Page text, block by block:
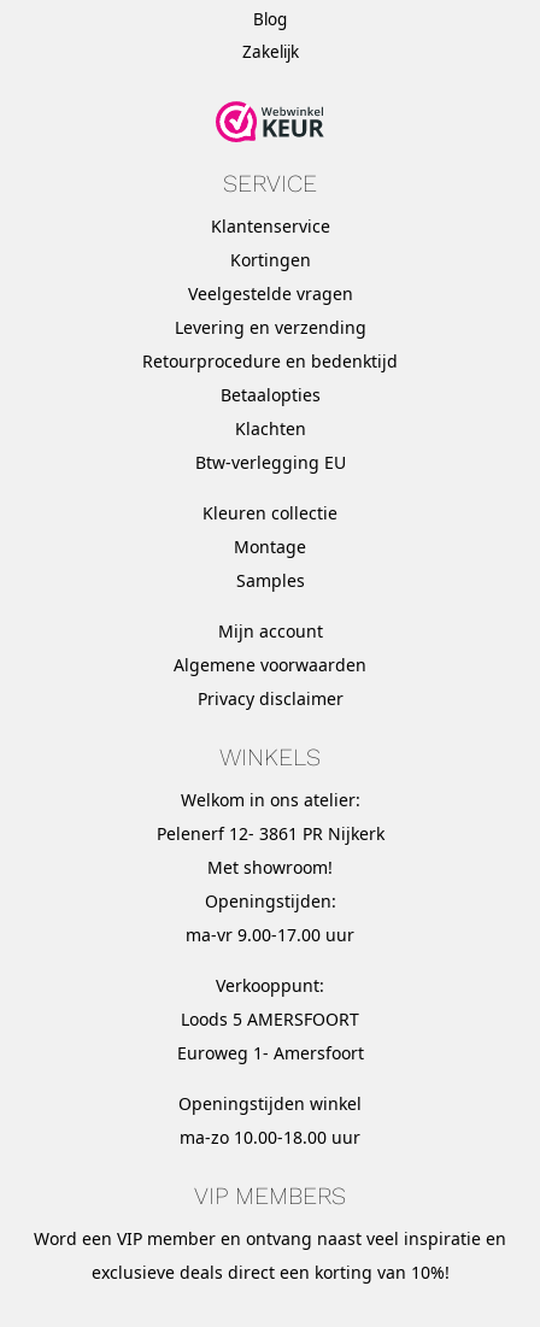
Blog
Zakelijk
SERVICE
Klantenservice
Kortingen
Veelgestelde vragen
Levering en verzending
Retourprocedure en bedenktijd
Betaalopties
Klachten
Btw-verlegging EU
Kleuren collectie
Montage
Samples
Mijn account
Algemene voorwaarden
Privacy disclaimer
WINKELS
Welkom in ons atelier:
Pelenerf 12- 3861 PR Nijkerk
Met showroom!
Openingstijden:
ma-vr 9.00-17.00 uur
Verkooppunt:
Loods 5 AMERSFOORT
Euroweg 1- Amersfoort
Openingstijden winkel
ma-zo 10.00-18.00 uur
VIP MEMBERS
Word een VIP member en ontvang naast veel inspiratie en
exclusieve deals direct een korting van 10%!